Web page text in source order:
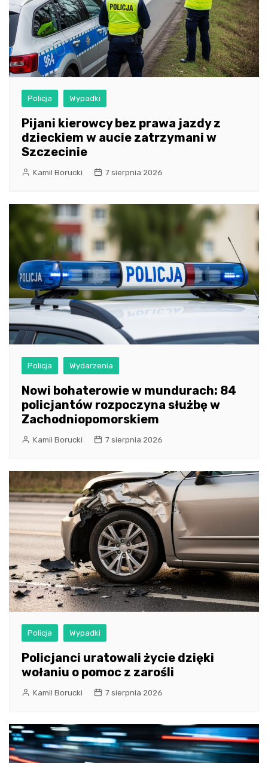
Policja Wypadki
Pijani kierowcy bez prawa jazdy z
dzieckiem w aucie zatrzymani w
Szczecinie
Kamil Borucki 7 sierpnia 2026
Policja Wydarzenia
Nowi bohaterowie w mundurach: 84
policjantów rozpoczyna służbę w
Zachodniopomorskiem
Kamil Borucki 7 sierpnia 2026
Policja Wypadki
Policjanci uratowali życie dzięki
wołaniu o pomoc z zarośli
Kamil Borucki 7 sierpnia 2026